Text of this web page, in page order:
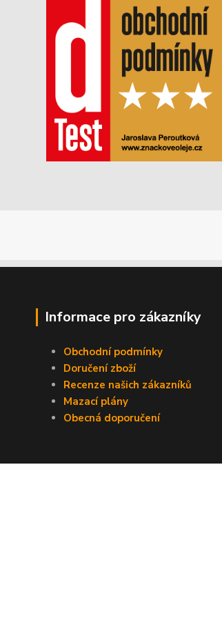
Informace pro zákazníky
Obchodní podmínky
Doručení zboží
Recenze našich zákazníků
Mazací plány
Obecná doporučení